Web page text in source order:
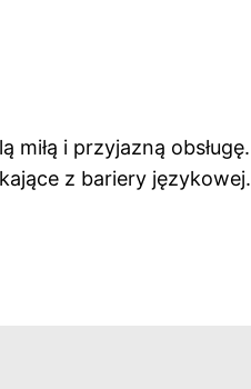
miłą i przyjazną obsługę.
z bariery językowej.